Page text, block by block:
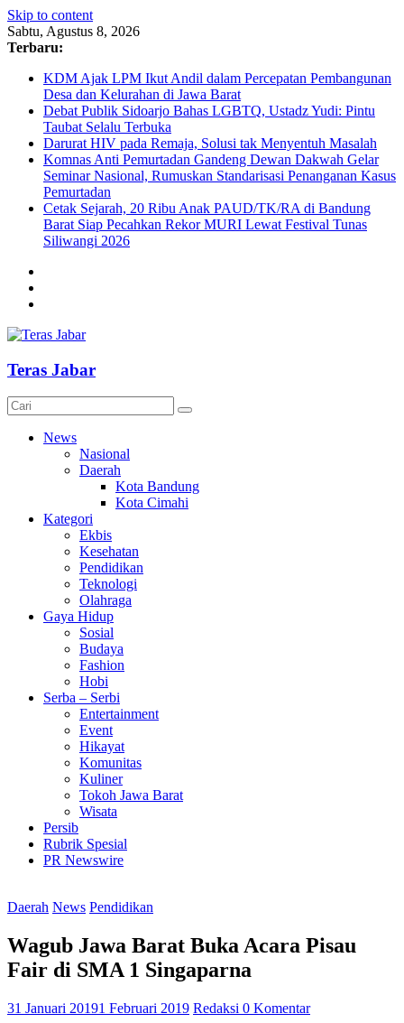
Skip to content
Sabtu, Agustus 8, 2026
Terbaru:
KDM Ajak LPM Ikut Andil dalam Percepatan Pembangunan
Desa dan Kelurahan di Jawa Barat
Debat Publik Sidoarjo Bahas LGBTQ, Ustadz Yudi: Pintu
Taubat Selalu Terbuka
Darurat HIV pada Remaja, Solusi tak Menyentuh Masalah
Komnas Anti Pemurtadan Gandeng Dewan Dakwah Gelar
Seminar Nasional, Rumuskan Standarisasi Penanganan Kasus
Pemurtadan
Cetak Sejarah, 20 Ribu Anak PAUD/TK/RA di Bandung
Barat Siap Pecahkan Rekor MURI Lewat Festival Tunas
Siliwangi 2026
Teras Jabar
News
Nasional
Daerah
Kota Bandung
Kota Cimahi
Kategori
Ekbis
Kesehatan
Pendidikan
Teknologi
Olahraga
Gaya Hidup
Sosial
Budaya
Fashion
Hobi
Serba – Serbi
Entertainment
Event
Hikayat
Komunitas
Kuliner
Tokoh Jawa Barat
Wisata
Persib
Rubrik Spesial
PR Newswire
Daerah News Pendidikan
Wagub Jawa Barat Buka Acara Pisau
Fair di SMA 1 Singaparna
31 Januari 20191 Februari 2019 Redaksi 0 Komentar